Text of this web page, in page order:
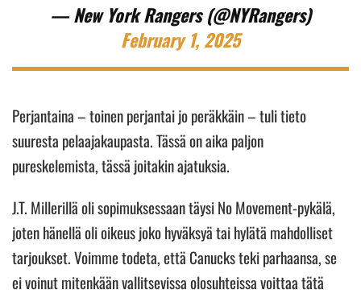
— New York Rangers (@NYRangers)
February 1, 2025
Perjantaina – toinen perjantai jo peräkkäin – tuli tieto
suuresta pelaajakaupasta. Tässä on aika paljon
pureskelemista, tässä joitakin ajatuksia.
J.T. Millerillä oli sopimuksessaan täysi No Movement-pykälä,
joten hänellä oli oikeus joko hyväksyä tai hylätä mahdolliset
tarjoukset. Voimme todeta, että Canucks teki parhaansa, se
ei voinut mitenkään vallitsevissa olosuhteissa voittaa tätä